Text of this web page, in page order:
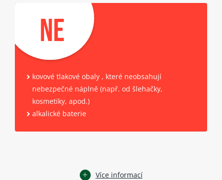
NE
kovové tlakové obaly , které neobsahují
nebezpečné náplně(např. od šlehačky,
kosmetiky, apod.)
alkalické baterie
Více informací